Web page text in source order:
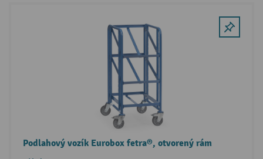
Podlahový vozík Eurobox fetra®, otvorený rám